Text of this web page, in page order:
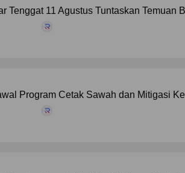
Tenggat 11 Agustus Tuntaskan Temuan
Program Cetak Sawah dan Mitigasi